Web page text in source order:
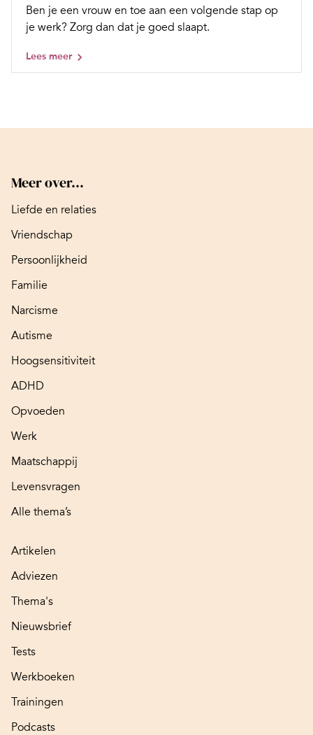
Ben je een vrouw en toe aan een volgende stap op
je werk? Zorg dan dat je goed slaapt.
Lees meer
Meer over...
Liefde en relaties
Vriendschap
Persoonlijkheid
Familie
Narcisme
Autisme
Hoogsensitiviteit
ADHD
Opvoeden
Werk
Maatschappij
Levensvragen
Alle thema’s
Artikelen
Adviezen
Thema's
Nieuwsbrief
Tests
Werkboeken
Trainingen
Podcasts